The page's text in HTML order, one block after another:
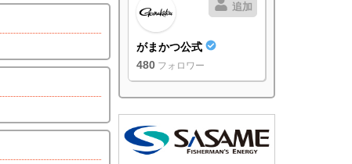
追加
がまかつ公式
480 フォロワー